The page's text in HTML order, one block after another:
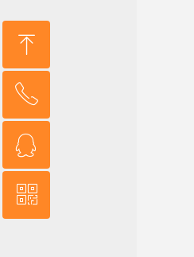
ꁸ
回到顶部
ꂅ
13554907082
ꁗ
QQ客服
ꀥ